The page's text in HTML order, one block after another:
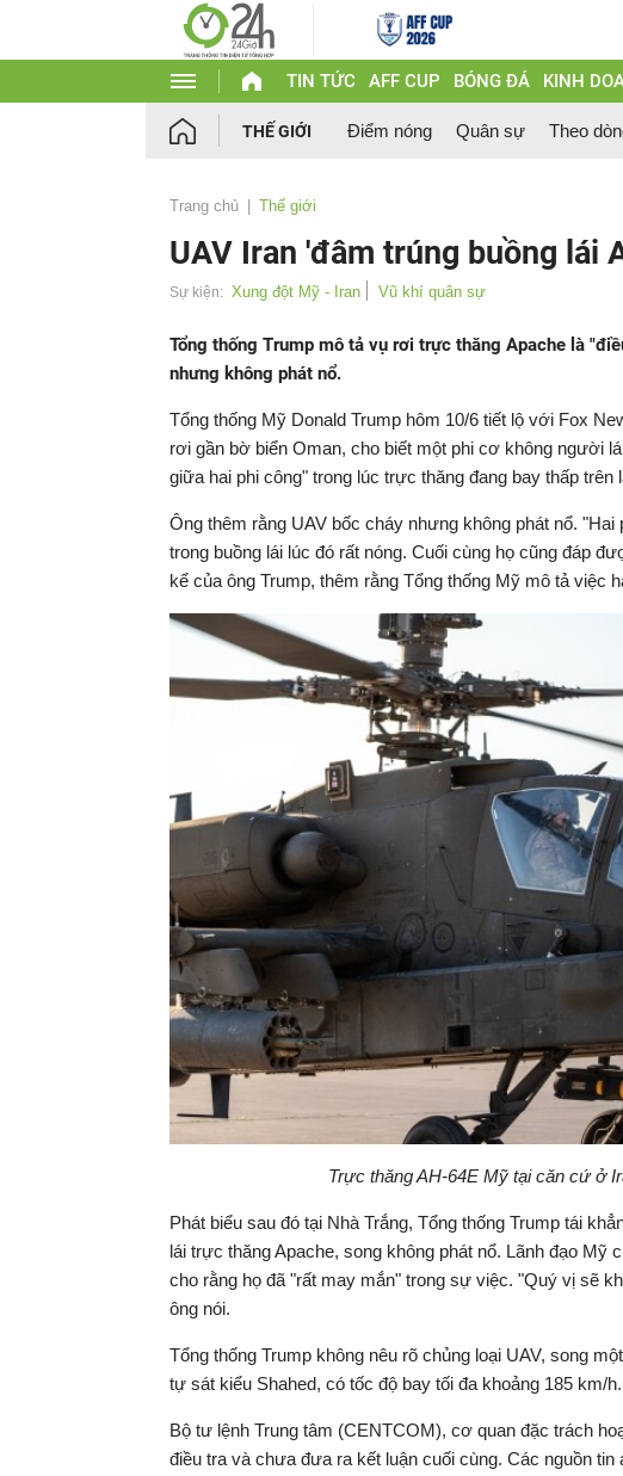
TIN TỨC AFF CUP BÓNG ĐÁ KINH
THẾ GIỚI Điểm nóng Quân sự Theo
Trang chủ Thế giới
UAV Iran 'đâm trúng buồng lái
Sự kiện: Xung đột Mỹ - Iran Vũ khí quân sự
Tổng thống Trump mô tả vụ rơi trực thăng Apache là
nhưng không phát nổ.
Tổng thống Mỹ Donald Trump hôm 10/6 tiết lộ với Fox
rơi gần bờ biển Oman, cho biết một phi cơ không người
giữa hai phi công" trong lúc trực thăng đang bay thấp trên
Ông thêm rằng UAV bốc cháy nhưng không phát nổ.
trong buồng lái lúc đó rất nóng. Cuối cùng họ cũng đáp
kể của ông Trump, thêm rằng Tổng thống Mỹ mô tả việc
Trực thăng AH-64E Mỹ tại căn cứ ở
Phát biểu sau đó tại Nhà Trắng, Tổng thống Trump tái
lái trực thăng Apache, song không phát nổ. Lãnh đạo Mỹ
cho rằng họ đã "rất may mắn" trong sự việc. "Quý vị sẽ
ông nói.
Tổng thống Trump không nêu rõ chủng loại UAV, song
tự sát kiểu Shahed, có tốc độ bay tối đa khoảng 185 km/h.
Bộ tư lệnh Trung tâm (CENTCOM), cơ quan đặc trách
điều tra và chưa đưa ra kết luận cuối cùng. Các nguồn